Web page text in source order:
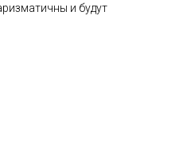
и будут